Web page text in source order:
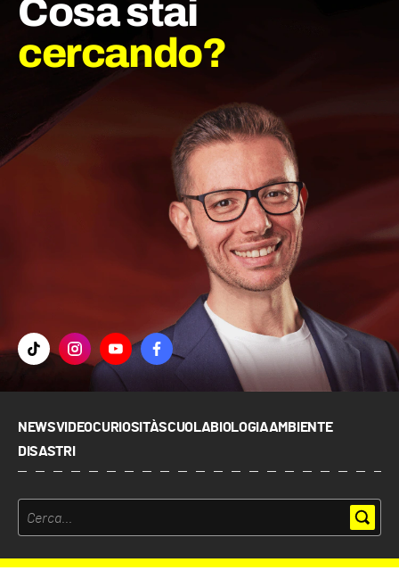
Cosa stai
cercando?
NEWSVIDEOCURIOSITÀSCUOLABIOLOGIAAMBIENTE
DISASTRI